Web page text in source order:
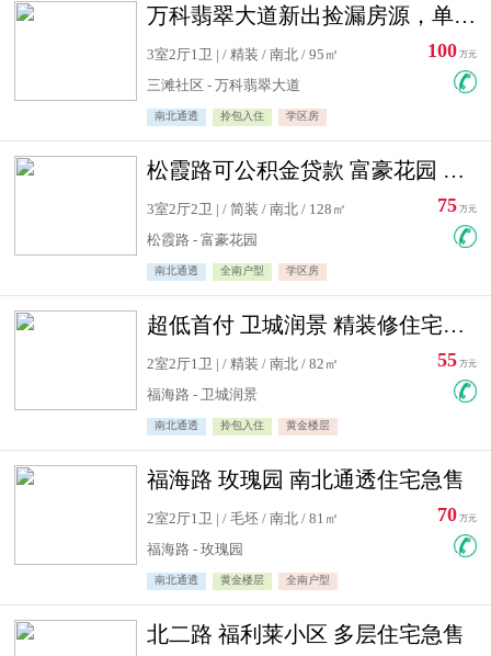
万科翡翠大道新出捡漏房源，单价10500精装修
3室2厅1卫 | / 精装 / 南北 / 95㎡
三滩社区 - 万科翡翠大道
南北通透 拎包入住 学区房
100 万元
松霞路可公积金贷款 富豪花园 复式住宅急售送小棚
3室2厅2卫 | / 简装 / 南北 / 128㎡
松霞路 - 富豪花园
南北通透 全南户型 学区房
75 万元
超低首付 卫城润景 精装修住宅急售 可公积金贷款
2室2厅1卫 | / 精装 / 南北 / 82㎡
福海路 - 卫城润景
南北通透 拎包入住 黄金楼层
55 万元
福海路 玫瑰园 南北通透住宅急售
2室2厅1卫 | / 毛坯 / 南北 / 81㎡
福海路 - 玫瑰园
南北通透 黄金楼层 全南户型
70 万元
北二路 福利莱小区 多层住宅急售